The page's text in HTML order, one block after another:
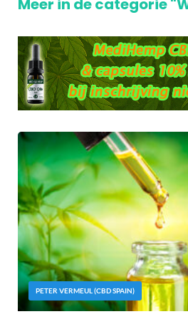
Meer in de categorie
PETER VERMEUL (CBD SPAIN)